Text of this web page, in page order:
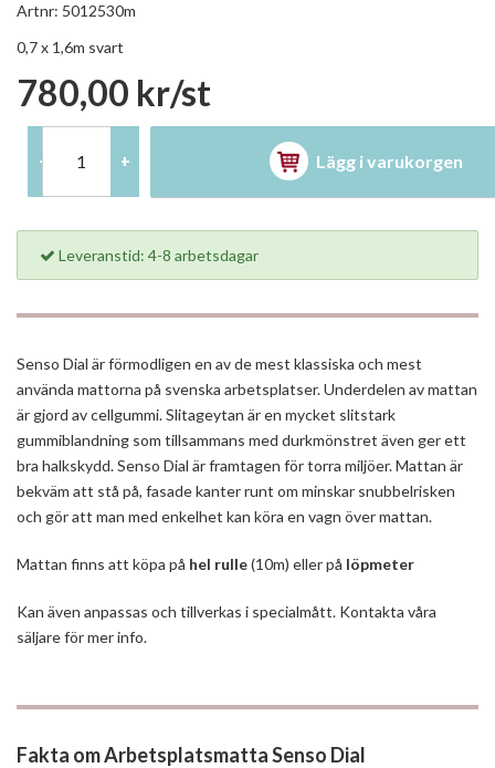
Artnr: 5012530m
0,7 x 1,6m svart
780,00 kr/st
- + Lägg i varukorgen
Leveranstid: 4-8 arbetsdagar
Senso Dial är förmodligen en av de mest klassiska och mest
använda mattorna på svenska arbetsplatser. Underdelen av mattan
är gjord av cellgummi. Slitageytan är en mycket slitstark
gummiblandning som tillsammans med durkmönstret även ger ett
bra halkskydd. Senso Dial är framtagen för torra miljöer. Mattan är
bekväm att stå på, fasade kanter runt om minskar snubbelrisken
och gör att man med enkelhet kan köra en vagn över mattan.
Mattan finns att köpa på hel rulle(10m) eller på löpmeter
Kan även anpassas och tillverkas i specialmått. Kontakta våra
säljare för mer info.
Fakta om Arbetsplatsmatta Senso Dial